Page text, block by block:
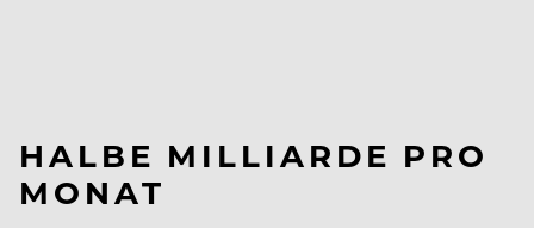
HALBE MILLIARDE PRO
MONAT